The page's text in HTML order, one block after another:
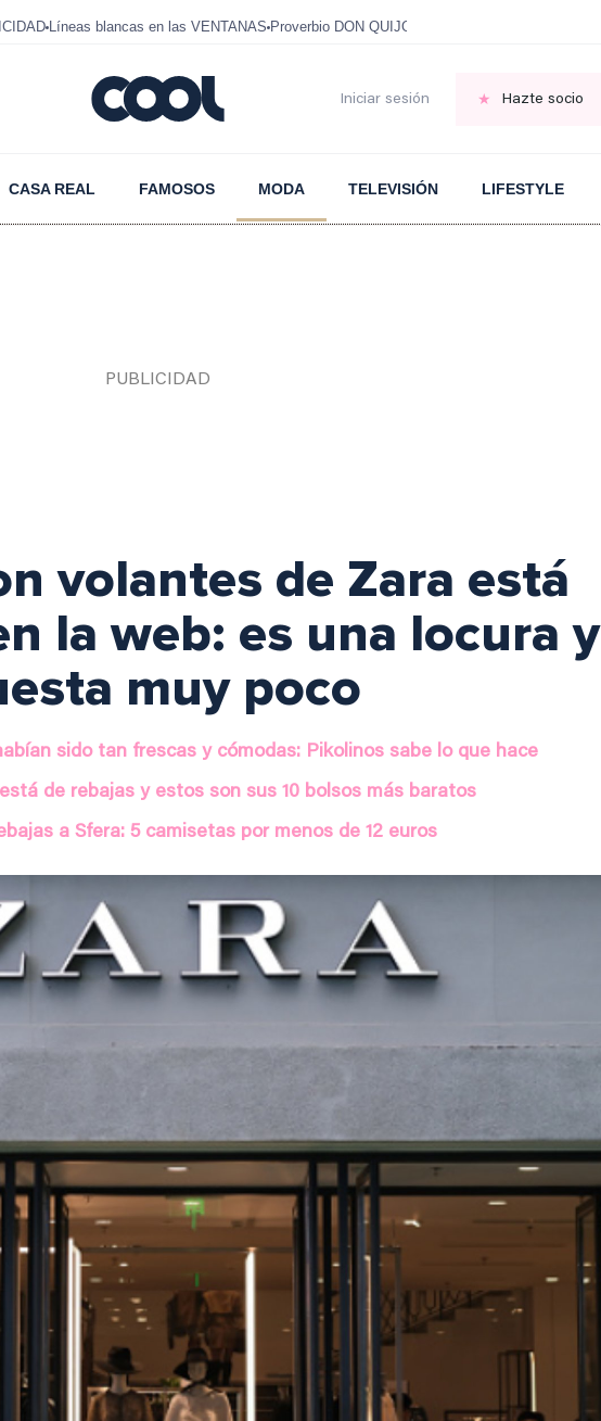
Líneas blancas en las VENTANAS Proverbio DON QUIJOTE
Iniciar sesión Hazte socio
CASA REAL FAMOSOS MODA TELEVISIÓN LIFESTYLE
volantes de Zara está
la web: es una locura y
muy poco
sido tan frescas y cómodas: Pikolinos sabe lo que hace
de rebajas y estos son sus 10 bolsos más baratos
a Sfera: 5 camisetas por menos de 12 euros